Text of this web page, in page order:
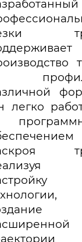
легко